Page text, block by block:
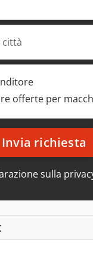
città
offerte per
Invia richiesta
sulla